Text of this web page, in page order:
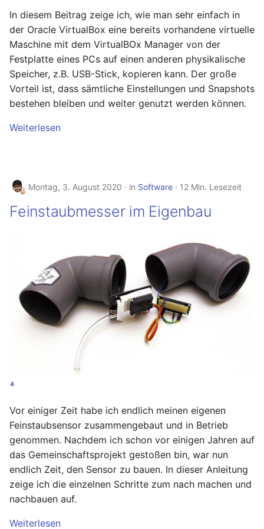
t
i
a
Januar 2026
November 2025
Oktober 2025
September 2025
August 2025
Mai 2025
April 2025
Februar 2025
Januar 2025
November 2024
April 2024
Februar 2024
Januar 2024
Linux
Ansible
OpenWRT
LaTeX
Tools & Apps
zur Verwaltung von
Schlüsselpaaren
OpenPGP-Schlüssel auf
den YubiKey exportieren
Öffentlichen SSH-
Server übertragen und
YubiKey als zweiten
Passwortmanager
Thunderbird OpenPGP
Ready - E-Mails
verschlüsseln und
signieren
Secure LuCi Access Via
SSH
Secure LuCi Access Via SSH
Network Configuration
OpenWrt - Network
Stubby
OpenWrt – Stubby
OpenWrt - System
Configuration
AVM FRITZ!Box 4040 -
Upgrade
AVM FRITZ!Box 4040 -
USB Storage Device
WireGuard Peer
Configuration
Configuration
WireGuard VPN
OpenWrt - WireGuard VPN
In diesem Beitrag zeige ich, wie man sehr einfach in
der Oracle VirtualBox eine bereits vorhandene virtuelle
Maschine mit dem VirtualBOx Manager von der
Festplatte eines PCs auf einen anderen physikalische
Speicher, z.B. USB-Stick, kopieren kann. Der große
Vorteil ist, dass sämtliche Einstellungen und Snapshots
bestehen bleiben und weiter genutzt werden können.
Weiterlesen
Montag, 3. August 2020 in Software 12 Min. Lesezeit
Feinstaubmesser im Eigenbau
4
Vor einiger Zeit habe ich endlich meinen eigenen
Feinstaubsensor zusammengebaut und in Betrieb
genommen. Nachdem ich schon vor einigen Jahren auf
das Gemeinschaftsprojekt gestoßen bin, war nun
endlich Zeit, den Sensor zu bauen. In dieser Anleitung
zeige ich die einzelnen Schritte zum nach machen und
nachbauen auf.
Weiterlesen